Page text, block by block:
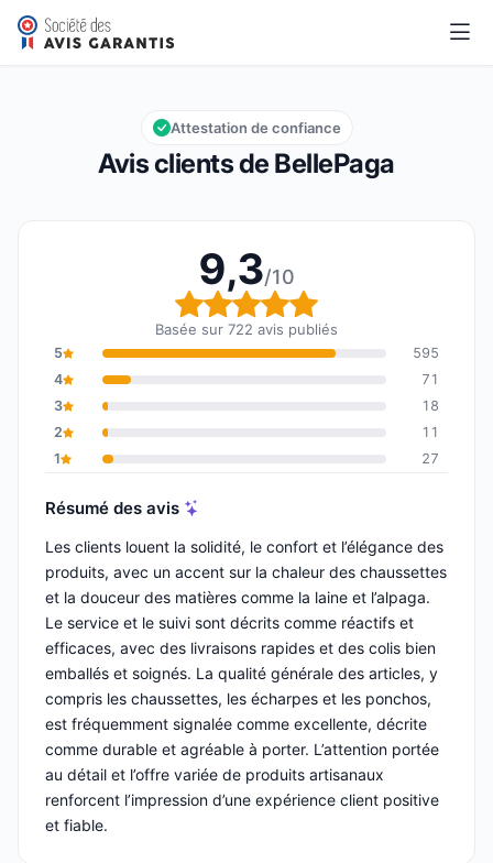
BellePaga
Note globale : 9,3 sur 10
9,3/10
Avis clients de BellePaga
Attestation de confiance
9,3/10
Note globale : 9,3 sur
Basée sur 722 avis publiés
5
595
4
71
3
18
2
11
1
27
Résumé des avis
Les clients louent la solidité, le confort et l’élégance des
produits, avec un accent sur la chaleur des chaussettes
et la douceur des matières comme la laine et l’alpaga.
Le service et le suivi sont décrits comme réactifs et
efficaces, avec des livraisons rapides et des colis bien
emballés et soignés. La qualité générale des articles, y
compris les chaussettes, les écharpes et les ponchos,
est fréquemment signalée comme excellente, décrite
comme durable et agréable à porter. L’attention portée
au détail et l’offre variée de produits artisanaux
renforcent l’impression d’une expérience client positive
et fiable.